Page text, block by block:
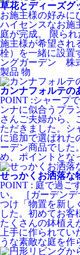
草花とディーズグ
お施主様の好みに
ハイセンスなお施
庭が完成。 限ら
施主様が希望され
栓）を一緒に設置
ングガーデン 株
製品 物
カンナフォルテの
POINT :シャープ
ンナに似合うプラ
さんご夫婦から、
ただきました。シ
に追加で選ばれた
ーデン商品でし
め、ポイントとな
せっかくお洒落な
POINT : 庭で過ご
い。 ［ガーデン
つけ「物置を新し
した。初めてお客
たくさんの鉢植え
上手に作られて
うな素敵な庭を作